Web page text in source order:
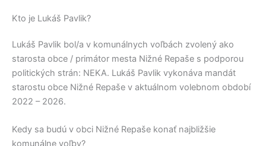
Kto je Lukáš Pavlik?
Lukáš Pavlik bol/a v komunálnych voľbách zvolený ako
starosta obce / primátor mesta Nižné Repaše s podporou
politických strán: NEKA. Lukáš Pavlik vykonáva mandát
starostu obce Nižné Repaše v aktuálnom volebnom období
2022 – 2026.
Kedy sa budú v obci Nižné Repaše konať najbližšie
komunálne voľby?